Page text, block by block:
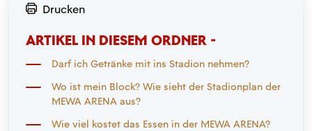
Drucken
ARTIKEL IN DIESEM ORDNER -
Darf ich Getränke mit ins Stadion nehmen?
Wo ist mein Block? Wie sieht der Stadionplan der
MEWA ARENA aus?
Wie viel kostet das Essen in der MEWA ARENA?